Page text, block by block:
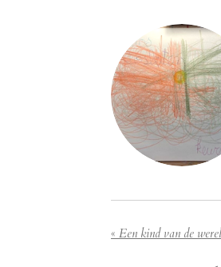
« Een kind van de